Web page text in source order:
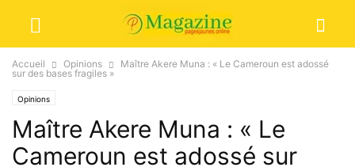
Accueil Opinions
Maître Akere Muna : « Le Cameroun est adossé
sur des bases fragiles »
Opinions
Maître Akere Muna : « Le
Cameroun est adossé sur